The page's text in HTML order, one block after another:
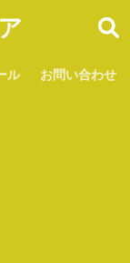
ル お問い合わせ